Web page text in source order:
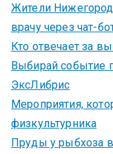
Жители
врачу через чат-
Кто отвечает за
Выбирай событие
ЭксЛибрис
Мероприятия,
физкультурника
Пруды у рыбхоза